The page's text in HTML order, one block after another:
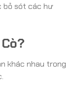
bỏ sót các hư
khác nhau trong